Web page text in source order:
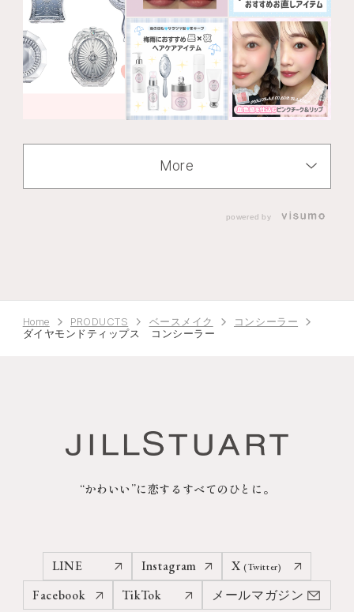
More
powered by
Home PRODUCTS ベースメイク
コンシーラー
ダイヤモンドティップス コンシーラー
“かわいい”に恋するすべてのひとに。
LINE Instagram X (Twitter)
Facebook TikTok メールマガジン